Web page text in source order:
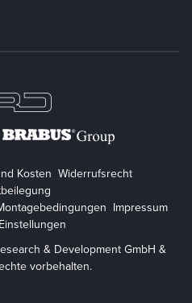
Kosten Widerrufsrecht
Impressum
& Development GmbH &
vorbehalten.